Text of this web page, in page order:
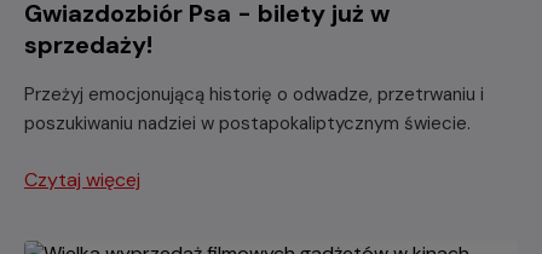
Gwiazdozbiór Psa - bilety już w
sprzedaży!
Przeżyj emocjonującą historię o odwadze, przetrwaniu i
poszukiwaniu nadziei w postapokaliptycznym świecie.
Czytaj więcej